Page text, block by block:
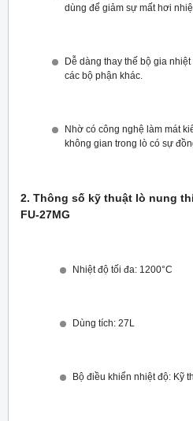
dùng để giảm sự mất hơi
Dễ dàng thay thế bộ gia
các bộ phận khác.
Nhờ có công nghệ làm mát
không gian trong lò có sự
2. Thông số kỹ thuật lò nung
FU-27MG
Nhiệt độ tối đa: 1200°C
Dùng tích: 27L
Bộ điều khiển nhiệt độ: Kỹ